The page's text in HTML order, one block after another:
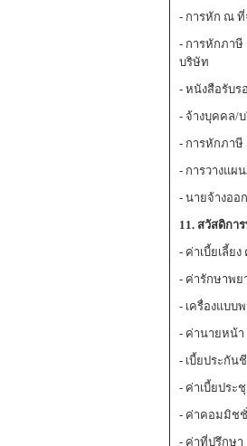
- การหัก ณ ที่
- การหักภา
บริษัท
- หนังสือรับร
- จ้างบุคคล/
- การหักภา
- การวางแผ
- นายจ้างออ
11. สวัสดิกา
- ค่าเบี้ยเลี้ย
- ค่ารักษาพย
- เครื่องแบบ
- ค่านายหน้า
- เบี้ยประกัน
- ค่าเบี้ยประ
- ค่าคอมมิช
- ค่าที่ปรึกษา